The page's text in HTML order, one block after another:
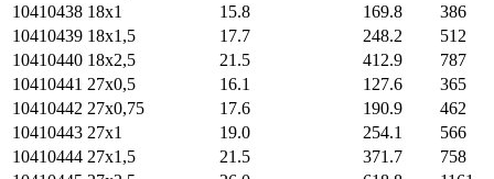
10410438 18х1 15.8 169.8
386
10410439 18х1,5 17.7 248.2
512
10410440 18х2,5 21.5 412.9
787
10410441 27х0,5 16.1 127.6
365
10410442 27х0,75 17.6 190.9
462
10410443 27х1 19.0 254.1
566
10410444 27х1,5 21.5 371.7
758